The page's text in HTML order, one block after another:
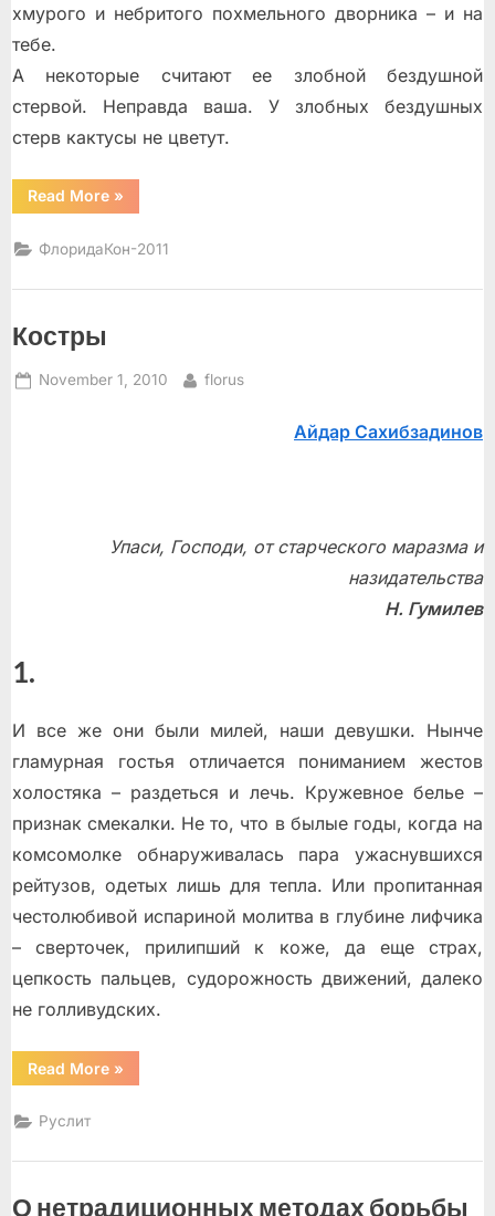
хмурого и небритого похмельного дворника – и на
тебе.
А некоторые считают ее злобной бездушной
стервой. Неправда ваша. У злобных бездушных
стерв кактусы не цветут.
Read More“О
кактусах
уходе
за
»
ФлоридаКон-2011
Костры
Posted
November 1, 2010 By
florus
Айдар Сахибзадинов
Упаси, Господи, от старческого маразма и
назидательства
Н. Гумилев
1.
И все же они были милей, наши девушки. Нынче
гламурная гостья отличается пониманием жестов
холостяка – раздеться и лечь. Кружевное белье –
признак смекалки. Не то, что в былые годы, когда на
комсомолке обнаруживалась пара ужаснувшихся
рейтузов, одетых лишь для тепла. Или пропитанная
честолюбивой испариной молитва в глубине лифчика
– сверточек, прилипший к коже, да еще страх,
цепкость пальцев, судорожность движений, далеко
не голливудских.
Read More“Костры”
»
Руслит
О нетрадиционных методах борьбы